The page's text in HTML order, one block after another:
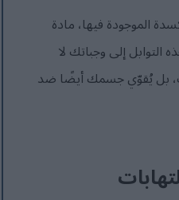
الموجودة فيها، مادة
التوابل إلى وجباتك لا
بل يُقوّي جسمك أيضًا ضد